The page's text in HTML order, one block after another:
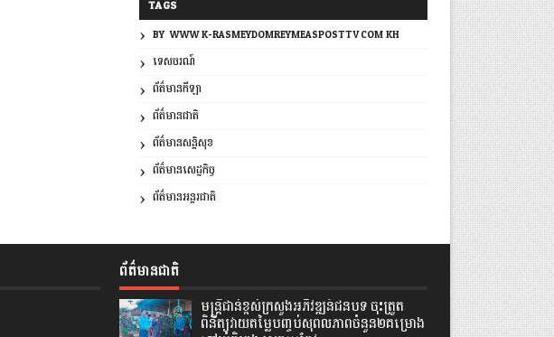
TAGS
BY: WWW.K-RASMEYDOMREYMEASPOSTTV.COM.KH
ទេសចរណ៍
ព័ត៌មានកីឡា
ព័ត៌មានជាតិ
ព័ត៌មានសន្តិសុខ
ព័ត៌មានសេដ្ឋកិច្ច
ព័ត៌មានអន្តរជាតិ
ព័ត៌មានជាតិ
មន្ត្រីជាន់ខ្ពស់ក្រសួងអភិវឌ្ឍន៍ជនបទ ចុះត្រួត
ពិនិត្យវាយតម្លៃបញ្ចប់សុពលភាពចំនួន២គម្រោង